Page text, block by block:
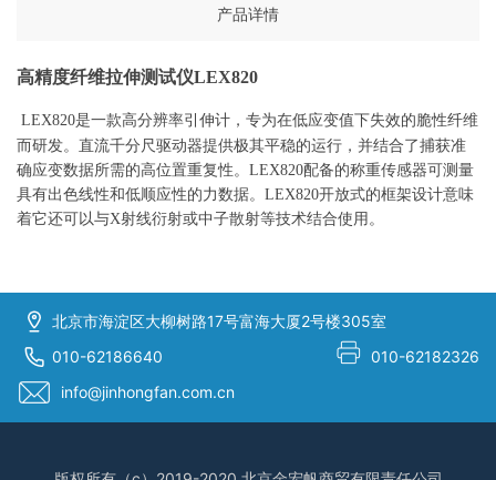
产品详情
高精度纤维拉伸测试仪LEX820
LEX820是一款高分辨率引伸计，专为在低应变值下失效的脆性纤维
而研发。直流千分尺驱动器提供极其平稳的运行，并结合了捕获准
确应变数据所需的高位置重复性。 LEX820配备的称重传感器可测量
具有出色线性和低顺应性的力数据。 LEX820开放式的框架设计意味
着它还可以与X射线衍射或中子散射等技术结合使用。
北京市海淀区大柳树路17号富海大厦2号楼305室
010-62186640
010-62182326
info@jinhongfan.com.cn